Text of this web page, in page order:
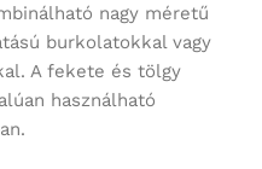
nagy méretű
burkolatokkal vagy
A fekete és tölgy
használható